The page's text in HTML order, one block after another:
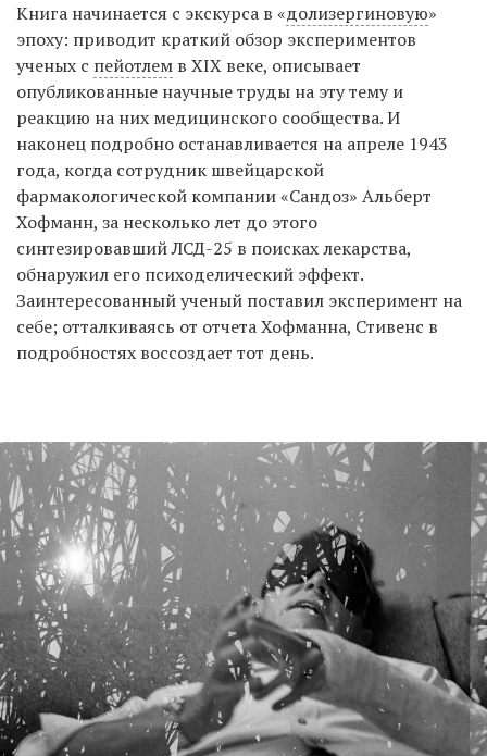
Книга начинается с экскурса в «долизергиновую»
эпоху: приводит краткий обзор экспериментов
ученых с пейотлем в XIX веке, описывает
опубликованные научные труды на эту тему и
реакцию на них медицинского сообщества. И
наконец подробно останавливается на апреле 1943
года, когда сотрудник швейцарской
фармакологической компании «Сандоз» Альберт
Хофманн, за несколько лет до этого
синтезировавший ЛСД-25 в поисках лекарства,
обнаружил его психоделический эффект.
Заинтересованный ученый поставил эксперимент на
себе; отталкиваясь от отчета Хофманна, Стивенс в
подробностях воссоздает тот день.